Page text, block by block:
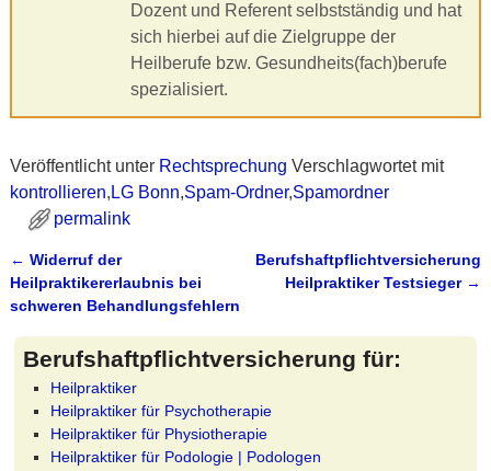
Dozent und Referent selbstständig und hat
sich hierbei auf die Zielgruppe der
Heilberufe bzw. Gesundheits(fach)berufe
spezialisiert.
Veröffentlicht unter Rechtsprechung Verschlagwortet mit
kontrollieren, LG Bonn,Spam-Ordner,Spamordner
permalink
Artikelnavigation
← Widerruf der
Heilpraktikererlaubnis bei
schweren Behandlungsfehlern
Berufshaftpflichtversicherung
Heilpraktiker Testsieger →
Berufshaftpflichtversicherung für:
Heilpraktiker
Heilpraktiker für Psychotherapie
Heilpraktiker für Physiotherapie
Heilpraktiker für Podologie | Podologen